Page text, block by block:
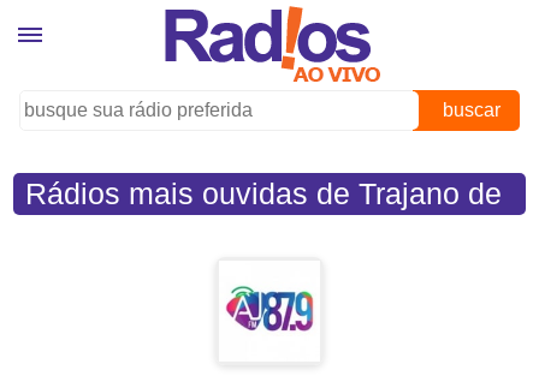
buscar
Rádios mais ouvidas de Trajano de